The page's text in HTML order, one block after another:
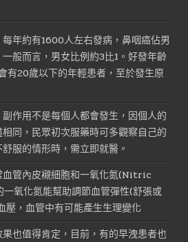
年約有1600人左右發病，鼻咽癌佔男
般而言，男女比例約3比1。好發年齡
有20歲以下的年輕患者，至於發生原
作用不是每個人都會發生，因個人的
同，民眾初次服藥時可多觀察自己的
服的情形時，需立即就醫。
血管內皮襯細胞和一氧化氮(Nitric
氧化氮能幫助調節血管彈性(舒張或
壓，血管中有可能產生生理變化
也值得肯定，目前，有的早洩患者也